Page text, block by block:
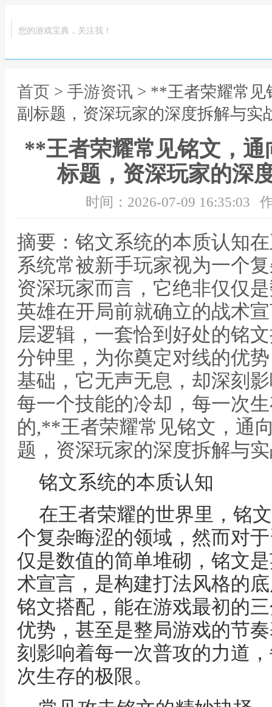
您的游戏宝典，关注我！
首页 > 手游资讯 > **王者荣耀常见
副标题，资深玩家的深度拆解与实
**王者荣耀常见铭文，
标题，资深玩家的深
时间：2026-07-09 16:35:03
摘要：铭文系统的本质认知
系统常被新手玩家视为一个
资深玩家而言，它绝非仅仅
英雄在开局前就确立的战术
层逻辑，一套恰到好处的铭
分钟里，为你奠定对线的优
基础，它无声无息，却深刻
每一个技能的冷却，每一次
的,**王者荣耀常见铭文，通
题，资深玩家的深度拆解与
铭文系统的本质认知
在王者荣耀的世界里，铭
个复杂晦涩的领域，然而对
仅是数值的简单堆砌，铭文
术宣言，是构建打法风格的
铭文搭配，能在游戏最初的
优势，甚至是整局游戏的节
刻影响着每一次普攻的力道
次生存的极限。